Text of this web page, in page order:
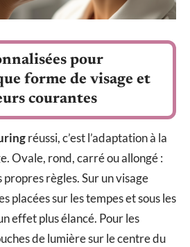
pour
forme de visage et
courantes
réussi, c’est l’adaptation à la
Ovale, rond, carré ou allongé :
règles. Sur un visage
placées sur les tempes et sous les
effet plus élancé. Pour les
de lumière sur le centre du